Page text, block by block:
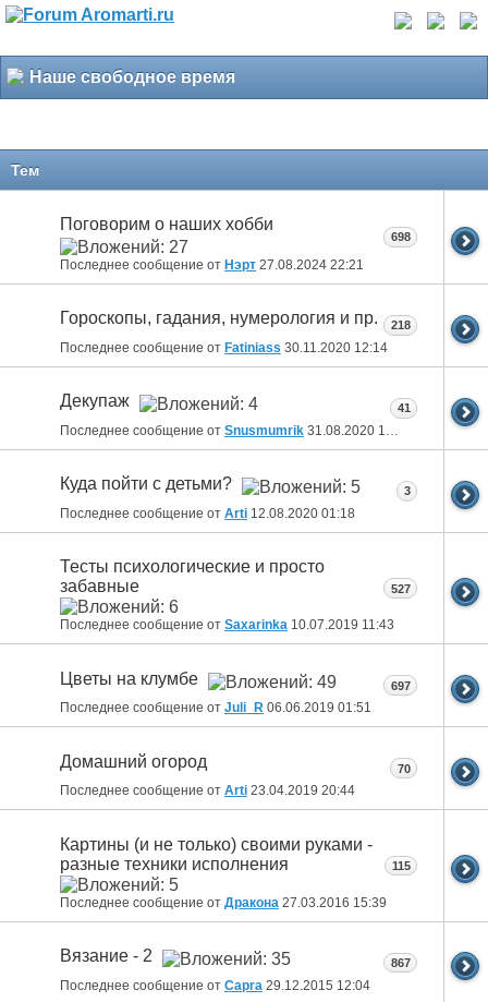
Наше свободное время
Тем
Поговорим о наших хобби
Последнее сообщение от Нэрт 27.08.2024 22:21
698
Гороскопы, гадания, нумерология и пр.
Последнее сообщение от Fatiniass 30.11.2020 12:14
218
Декупаж
Последнее сообщение от Snusmumrik 31.08.2020 18:46
41
Куда пойти с детьми?
Последнее сообщение от Arti 12.08.2020 01:18
3
Тесты психологические и просто
забавные
Последнее сообщение от Saxarinka 10.07.2019 11:43
527
Цветы на клумбе
Последнее сообщение от Juli_R 06.06.2019 01:51
697
Домашний огород
Последнее сообщение от Arti 23.04.2019 20:44
70
Картины (и не только) своими руками -
разные техники исполнения
Последнее сообщение от Дракона 27.03.2016 15:39
115
Вязание - 2
Последнее сообщение от Capra 29.12.2015 12:04
867